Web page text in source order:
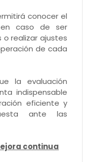
conocer el
caso de ser
realizar ajustes
de cada
la evaluación
indispensable
eficiente y
ante las
continua